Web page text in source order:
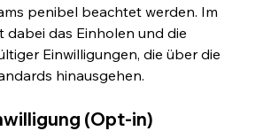
penibel beachtet werden. Im
dabei das Einholen und die
Einwilligungen, die über die
hinausgehen.
(Opt-in)